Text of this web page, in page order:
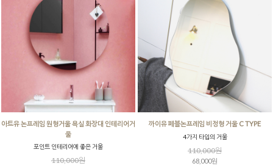
아트유 논프레임 원형거울 욕실 화장대 인테리어거
울
포인트 인테리어에 좋은 거울
110,000원
까이유 페블논프레임 비정형 거울 C TYPE
4가지 타입의 거울
110,000원
68,000원